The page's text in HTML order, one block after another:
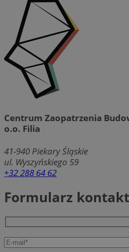
Centrum Zaopatrzenia
o.o. Filia
41-940 Piekary Śląskie
ul. Wyszyńskiego 59
+32 288 64 62
Formularz